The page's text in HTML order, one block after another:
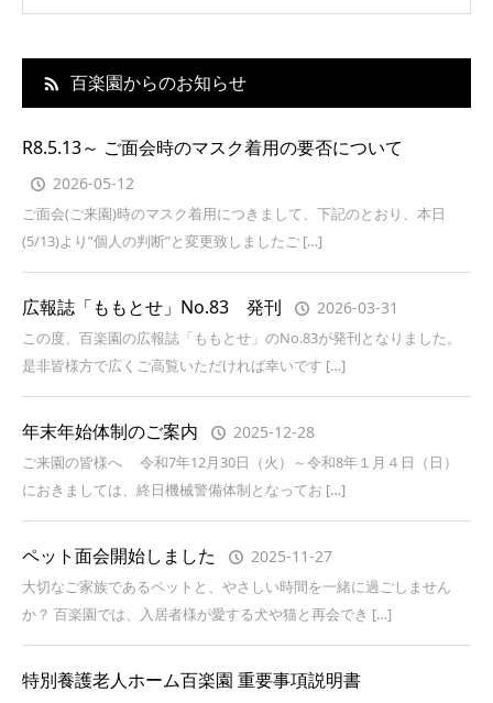
百楽園からのお知らせ
R8.5.13～ ご面会時のマスク着用の要否について
2026-05-12
ご面会(ご来園)時のマスク着用につきまして、下記のとおり、本日
(5/13)より”個人の判断”と変更致しましたご […]
広報誌「ももとせ」No.83 発刊 2026-03-31
この度、百楽園の広報誌「ももとせ」のNo.83が発刊となりました。
是非皆様方で広くご高覧いただければ幸いです […]
年末年始体制のご案内 2025-12-28
ご来園の皆様へ 令和7年12月30日（火）～令和8年１月４日（日）
におきましては、終日機械警備体制となってお […]
ペット面会開始しました 2025-11-27
大切なご家族であるペットと、やさしい時間を一緒に過ごしません
か？ 百楽園では、入居者様が愛する犬や猫と再会でき […]
特別養護老人ホーム百楽園 重要事項説明書